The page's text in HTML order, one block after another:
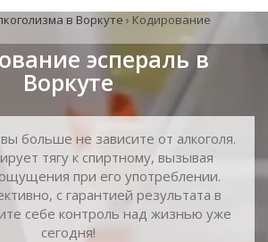
в Воркуте › Кодирование
эспераль в
Воркуте
больше не зависите от алкоголя.
тягу к спиртному, вызывая
при его употреблении.
с гарантией результата в
себе контроль над жизнью уже
сегодня!